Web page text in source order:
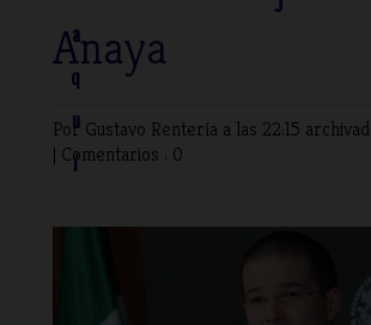
a
q
u
í
Anaya
Por Gustavo Rentería a las 22:15
| Comentarios : 0